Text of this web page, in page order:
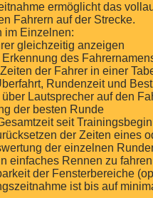
ermöglicht das
Fahrern auf der Strecke.
im Einzelnen:
gleichzeitig anzeigen
des
der Fahrer in einer
Rundenzeit und
Lautsprecher auf den
der besten Runde
seit
der Zeiten eines
der einzelnen
einfaches Rennen zu
der Fensterbereiche
ist bis auf